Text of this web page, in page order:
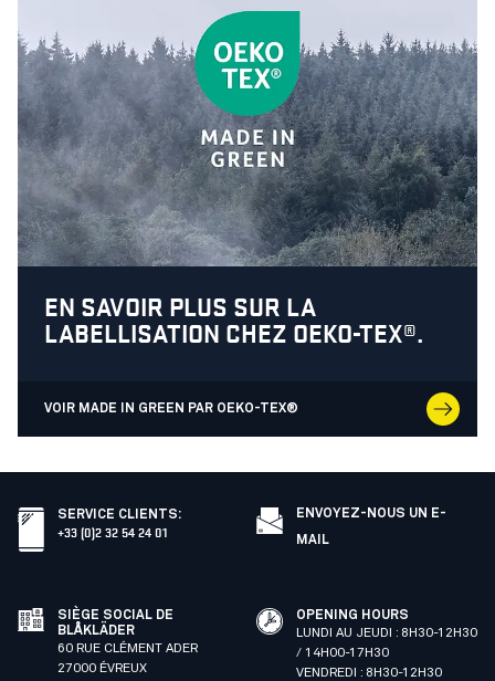
EN SAVOIR PLUS SUR LA
LABELLISATION CHEZ OEKO-TEX®.
VOIR MADE IN GREEN PAR OEKO-TEX®
SERVICE CLIENTS:
+33 (0)2 32 54 24 01
ENVOYEZ-NOUS UN E-
MAIL
SIÈGE SOCIAL DE
BLÅKLÄDER
60 RUE CLÉMENT ADER
27000 ÉVREUX
OPENING HOURS
LUNDI AU JEUDI : 8H30-12H30
/ 14H00-17H30
VENDREDI : 8H30-12H30